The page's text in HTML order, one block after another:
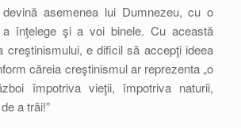
asemenea lui Dumnezeu, cu o
înţelege şi a voi binele. Cu această
creştinismului, e dificil să accepţi ideea
căreia creştinismul ar reprezenta „o
împotriva vieţii, împotriva naturii,
a trăi!”